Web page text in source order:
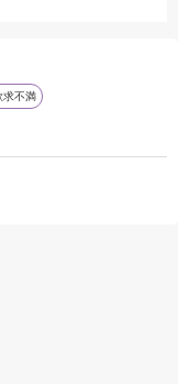
求不満